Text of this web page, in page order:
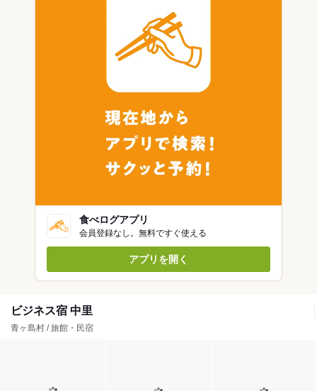
食べログアプリ
会員登録なし。無料ですぐ使える
アプリを開く
ビジネス宿 中里
青ヶ島村 / 旅館・民宿